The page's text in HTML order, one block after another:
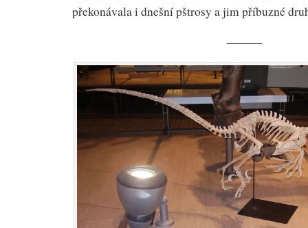
překonávala i dnešní pštrosy a jim příbuzné
———